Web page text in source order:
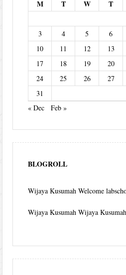
M T W T
3
4 5 6
10
11 12 13
17
18 19 20
24
25 26 27
31
« Dec
Feb »
BLOGROLL
Wijaya Kusumah Welcome
Wijaya Kusumah Wijaya